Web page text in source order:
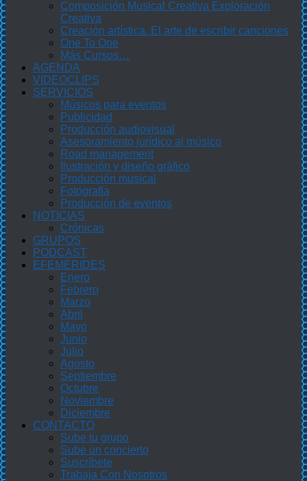
Composición Musical Creativa Exploración
Creativa
Creación artística. El arte de escribir canciones
One To One
Más Cursos…
AGENDA
VIDEOCLIPS
SERVICIOS
Músicos para eventos
Publicidad
Producción audiovisual
Asesoramiento jurídico al músico
Road management
Ilustración y diseño gráfico
Producción musical
Fotografía
Producción de eventos
NOTICIAS
Crónicas
GRUPOS
PODCAST
EFEMÉRIDES
Enero
Febrero
Marzo
Abril
Mayo
Junio
Julio
Agosto
Septiembre
Octubre
Noviembre
Diciembre
CONTACTO
Sube tu grupo
Sube un concierto
Suscríbete
Trabaja Con Nosotros